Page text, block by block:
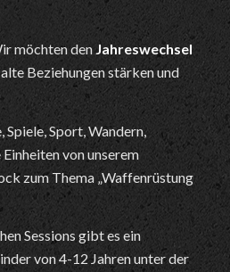
möchten den Jahreswechsel
Beziehungen stärken und
Sport, Wandern,
von unserem
zum Thema „Waffenrüstung
Sessions gibt es ein
von 4-12 Jahren unter der